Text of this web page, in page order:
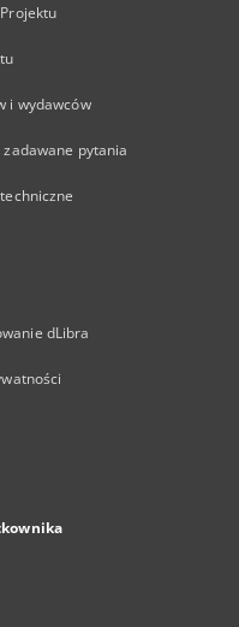
i wydawców
pytania
dLibra